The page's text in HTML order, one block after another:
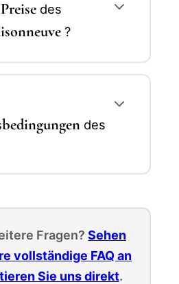
Preise des
?
des
Fragen? Sehen
vollständige FAQ an
Sie uns direkt.